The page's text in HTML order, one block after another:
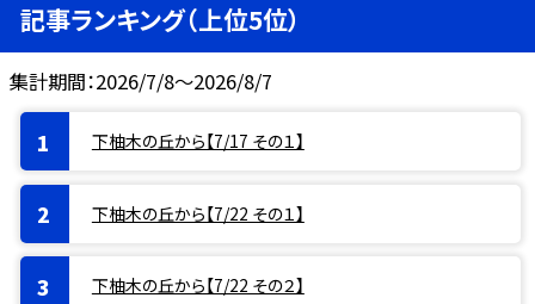
記事ランキング（上位5位）
集計期間：2026/7/8～2026/8/7
下柚木の丘から【7/17 その１】
下柚木の丘から【7/22 その１】
下柚木の丘から【7/22 その２】